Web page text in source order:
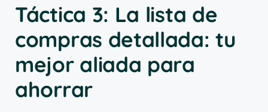
Táctica 3: La lista de
compras detallada: tu
mejor aliada para
ahorrar